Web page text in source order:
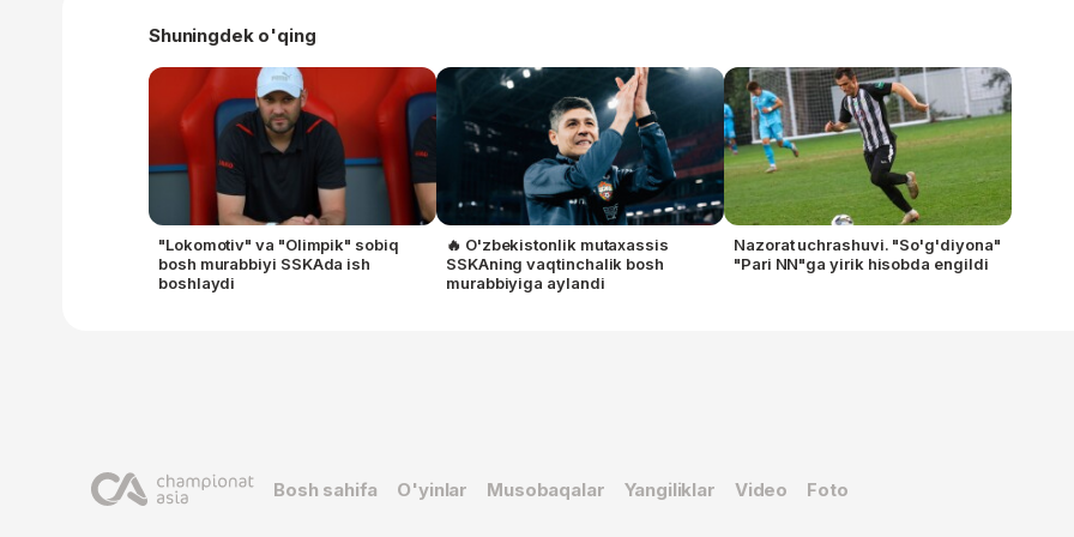
Shuningdek o'qing
"Lokomotiv" va "Olimpik" sobiq
bosh murabbiyi SSKAda ish
boshlaydi
🔥 O'zbekistonlik mutaxassis
SSKAning vaqtinchalik bosh
murabbiyiga aylandi
Nazorat uchrashuvi. "So'g'diyona"
"Pari NN"ga yirik hisobda engildi
Bosh sahifa O'yinlar Musobaqalar Yangiliklar Video Foto